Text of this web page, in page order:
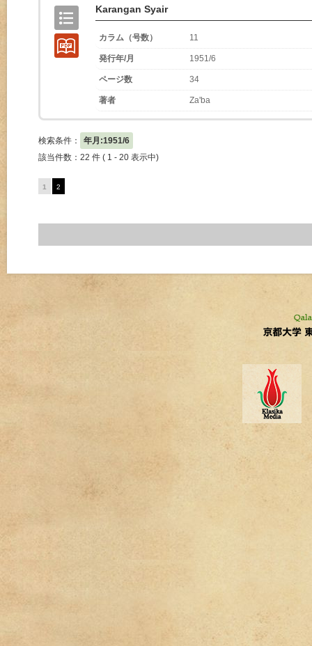
Karangan Syair
カラム（号数） 11
発行年/月 1951/6
ページ数 34
著者 Za'ba
検索条件：
年月:1951/6
該当件数：22 件 ( 1 - 20 表示中)
1 2